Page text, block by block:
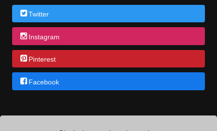
Twitter
Instagram
Pinterest
Facebook